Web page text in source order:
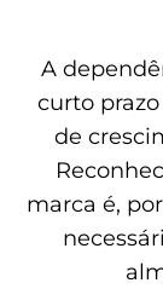
A
curto
de
marca é,